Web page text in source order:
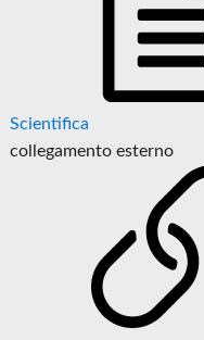
Scientifica
collegamento esterno